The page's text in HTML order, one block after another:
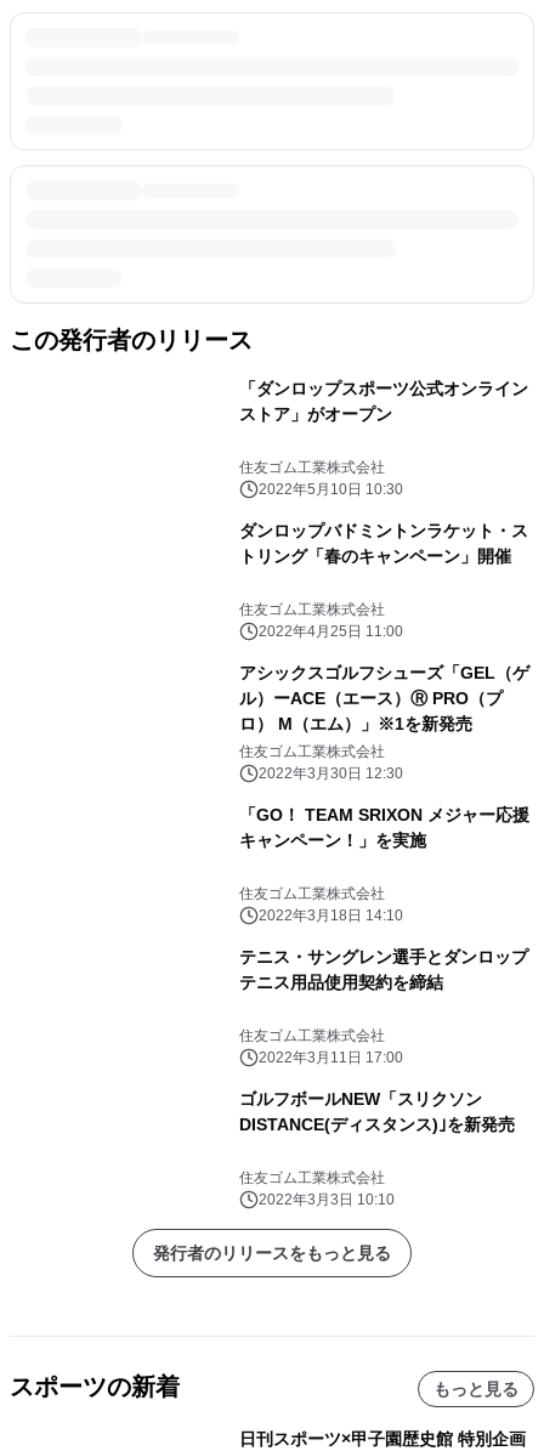
この発行者のリリース
「ダンロップスポーツ公式オンライン
ストア」がオープン
住友ゴム工業株式会社
2022年5月10日 10:30
ダンロップバドミントンラケット・ス
トリング「春のキャンペーン」開催
住友ゴム工業株式会社
2022年4月25日 11:00
アシックスゴルフシューズ「GEL（ゲ
ル）ーACE（エース）Ⓡ PRO（プ
ロ） M（エム）」※1を新発売
住友ゴム工業株式会社
2022年3月30日 12:30
「GO！ TEAM SRIXON メジャー応援
キャンペーン！」を実施
住友ゴム工業株式会社
2022年3月18日 14:10
テニス・サングレン選手とダンロップ
テニス用品使用契約を締結
住友ゴム工業株式会社
2022年3月11日 17:00
ゴルフボールNEW「スリクソン
DISTANCE(ディスタンス)｣を新発売
住友ゴム工業株式会社
2022年3月3日 10:10
発行者のリリースをもっと見る
スポーツの新着 もっと見る
日刊スポーツ×甲子園歴史館 特別企画